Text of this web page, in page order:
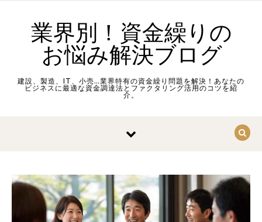
業界別！資金繰りの
お悩み解決ブログ
建設、製造、IT、小売…業界特有の資金繰り問題を解決！あなたの
ビジネスに最適な資金調達法とファクタリング活用のコツを紹
介。